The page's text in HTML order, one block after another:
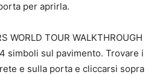
per aprirla.
WORLD TOUR WALKTHROUGH
simboli sul pavimento. Trovare i
e sulla porta e cliccarsi sopra